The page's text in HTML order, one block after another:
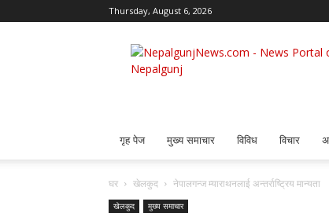
Thursday, August 6, 2026
Nepalgunj
News
गृह पेज मुख्य समाचार विविध विचार
घर खेलकुद नेपालगन्ज म्याराथनलाई अन्तर्राष्ट्रिय मान्यता
खेलकुद मुख्य समाचार